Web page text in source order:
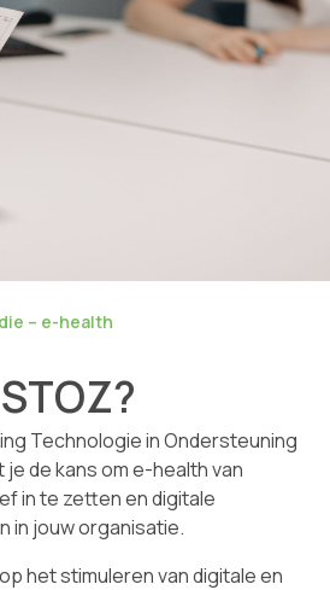
– e-health
Technologie in Ondersteuning
de kans om e-health van
in te zetten en digitale
in jouw organisatie.
het stimuleren van digitale en